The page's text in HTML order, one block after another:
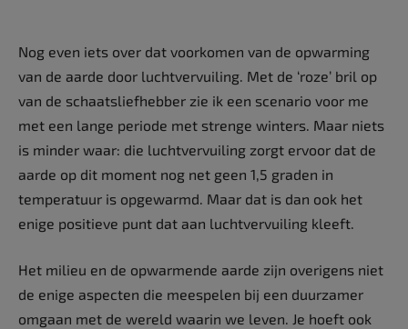
Nog even iets over dat voorkomen van de opwarming
van de aarde door luchtvervuiling. Met de ‘roze’ bril op
van de schaatsliefhebber zie ik een scenario voor me
met een lange periode met strenge winters. Maar niets
is minder waar: die luchtvervuiling zorgt ervoor dat de
aarde op dit moment nog net geen 1,5 graden in
temperatuur is opgewarmd. Maar dat is dan ook het
enige positieve punt dat aan luchtvervuiling kleeft.
Het milieu en de opwarmende aarde zijn overigens niet
de enige aspecten die meespelen bij een duurzamer
omgaan met de wereld waarin we leven. Je hoeft ook